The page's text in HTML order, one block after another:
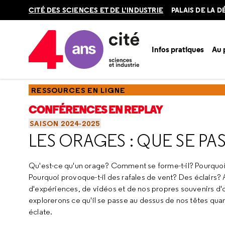
CITÉ DES SCIENCES ET DE L'INDUSTRIE PALAIS DE LA
Infos pratiques Au
Accueil Ressources
RESSOURCES EN LIGNE
CONFÉRENCES EN REPLAY
SAISON 2024-2025
LES ORAGES : QUE SE
Qu'est-ce qu'un orage? Comment se forme-t-il?
Pourquoi provoque-t-il des rafales de vent? Des éclairs?
d'expériences, de vidéos et de nos propres souvenirs
explorerons ce qu'il se passe au dessus de nos têtes
éclate.